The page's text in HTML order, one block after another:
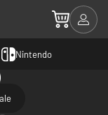
Nintendo